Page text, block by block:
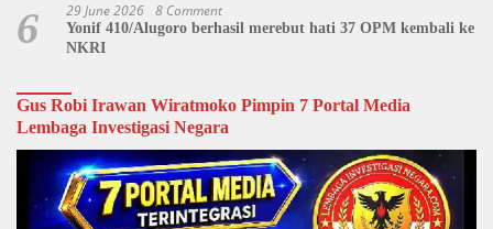
6 29 June 2026 8 Comment
Yonif 410/Alugoro berhasil merebut hati 37 OPM kembali ke
NKRI
Gus Robi Irawan Wiratmoko Pimpin 7 Portal Media
Lembaga Investigasi Negara
Video
Player